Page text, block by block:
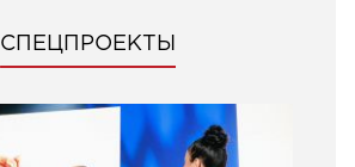
СПЕЦПРОЕКТЫ